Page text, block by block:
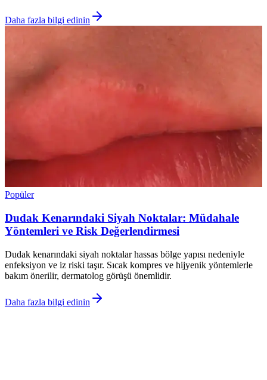
Daha fazla bilgi edinin
Popüler
Dudak Kenarındaki Siyah Noktalar: Müdahale
Yöntemleri ve Risk Değerlendirmesi
Dudak kenarındaki siyah noktalar hassas bölge yapısı nedeniyle
enfeksiyon ve iz riski taşır. Sıcak kompres ve hijyenik yöntemlerle
bakım önerilir, dermatolog görüşü önemlidir.
Daha fazla bilgi edinin